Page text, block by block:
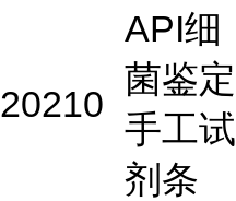
20210
API细
菌鉴定
手工试
剂条